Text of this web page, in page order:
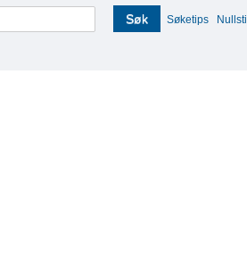
Søk Søketips Nullstill